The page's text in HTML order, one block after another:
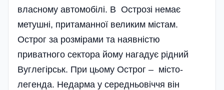
власному автомобілі. В Острозі немає
метушні, притаманної великим містам.
Острог за розмірами та наявні­стю
приватного сектора йому нагадує рідний
Вуглегірськ. При цьому Острог – місто-
легенда. Недарма у середньовіччя він